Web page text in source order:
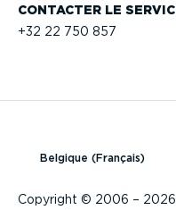
CONTACTER LE
+32 22 750 857
Copyright © 2006 – 2026
Belgique (Français)